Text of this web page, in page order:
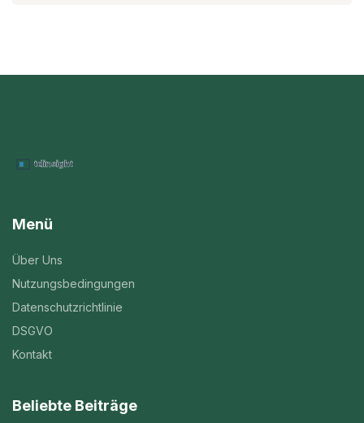
Menü
Über Uns
Nutzungsbedingungen
Datenschutzrichtlinie
DSGVO
Kontakt
Beliebte Beiträge